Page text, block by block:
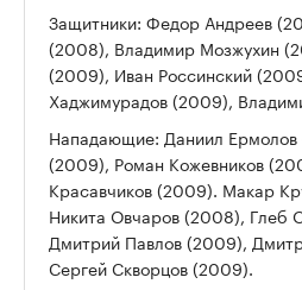
Защитники: Федор Андреев
(2008), Владимир Мозжухин
(2009), Иван Россинский
Хаджимурадов (2009),
Нападающие: Даниил
(2009), Роман Кожевников
Красавчиков (2009). Макар
Никита Овчаров (2008), Глеб
Дмитрий Павлов (2009),
Сергей Скворцов (2009).